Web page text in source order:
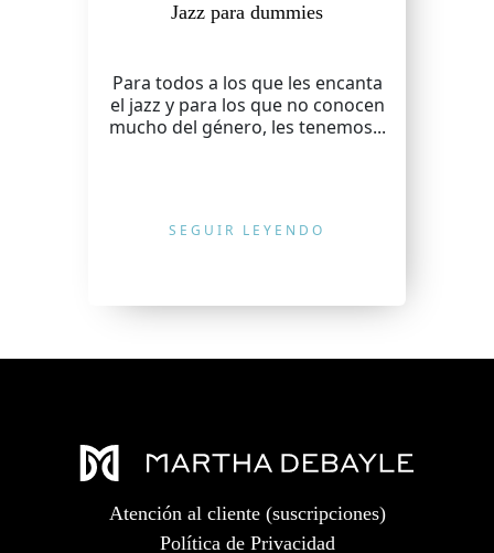
Jazz para dummies
Para todos a los que les encanta
el jazz y para los que no conocen
mucho del género, les tenemos...
SEGUIR LEYENDO
Atención al cliente (suscripciones)
Política de Privacidad